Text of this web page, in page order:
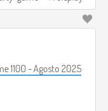
2025/05/duck-
served as a
playing this game
1100 - Agosto 2025